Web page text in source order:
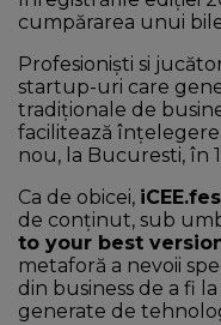
cumpărarea unui
Profesioniști si
startup-uri care
tradiționale de
facilitează
nou, la Bucuresti, în
Ca de obicei,
de conținut, sub
to your best
metaforă a nevoii
din business de a fi
generate de